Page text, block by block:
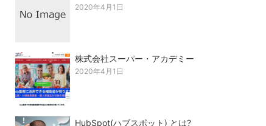
2020年4月1日
株式会社スーパー・アカデミー
2020年4月1日
HubSpot(ハブスポット) とは?